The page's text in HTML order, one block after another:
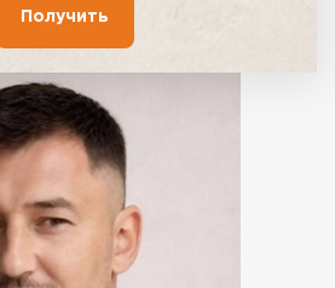
Получить